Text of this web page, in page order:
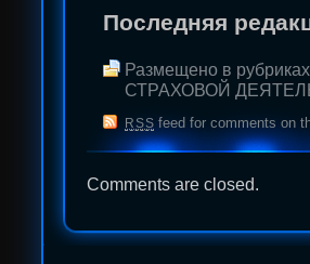
Последняя
Размещено в
СТРАХОВОЙ
RSS feed for comments on
Comments are closed.